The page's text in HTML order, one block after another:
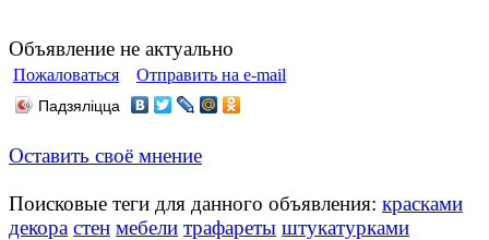
Объявление не актуально
Пожаловаться Отправить на e-mail
Падзяліцца
Оставить своё мнение
Поисковые теги для данного объявления: красками
декора стен мебели трафареты штукатурками